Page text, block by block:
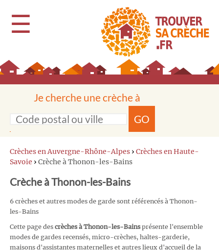
☰
Je cherche une crèche à
GO
Crèches en Auvergne-Rhône-Alpes › Crèches en Haute-
Savoie › Crèche à Thonon-les-Bains
Crèche à Thonon-les-Bains
6 crèches et autres modes de garde sont référencés à Thonon-
les-Bains
Cette page des crèches à Thonon-les-Bainsprésente l'ensemble
modes de gardes recensés, micro-crèches, haltes-garderie,
maisons d'assistantes maternelles et autres lieux d'accueil de la